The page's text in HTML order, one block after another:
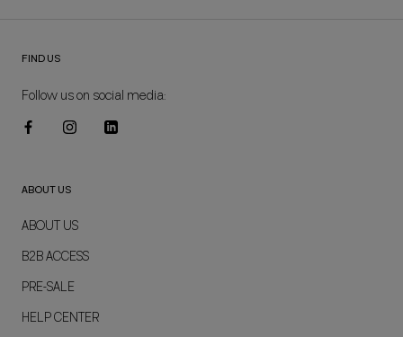
FIND US
Follow us on social media:
ABOUT US
ABOUT US
B2B ACCESS
PRE-SALE
HELP CENTER